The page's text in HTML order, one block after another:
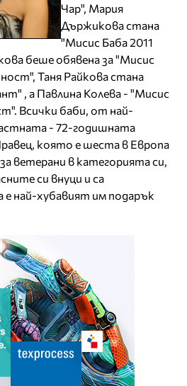
Чар", Мария
Държикова стана
"Мисис Баба 2011
беше обявена за "Мисис
Таня Райкова стана
, а Павлина Колева - "Мисис
Всички баби, от най-
- 72-годишната
която е шеста в Европа
ветерани в категорията си,
си внуци и са
е най-хубавият им подарък